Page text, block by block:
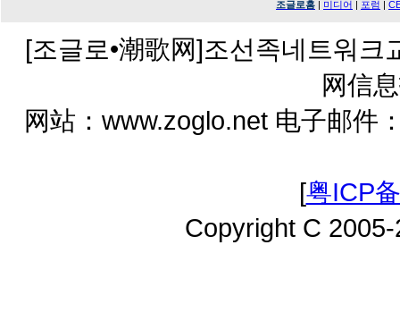
조글로홈 | 미디어 | 포럼 |
[조글로•潮歌网]조선족네트워크
网信
网站：www.zoglo.net 电子邮件
[粤ICP
Copyright C